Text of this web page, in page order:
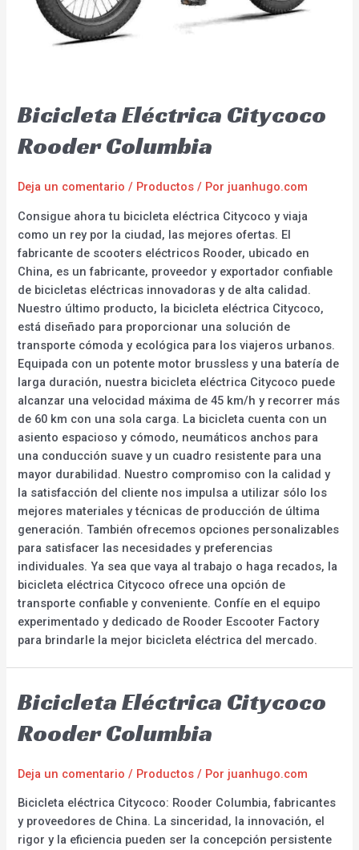
Bicicleta Eléctrica Citycoco
Rooder Columbia
Deja un comentario / Productos / Por juanhugo.com
Consigue ahora tu bicicleta eléctrica Citycoco y viaja
como un rey por la ciudad, las mejores ofertas. El
fabricante de scooters eléctricos Rooder, ubicado en
China, es un fabricante, proveedor y exportador confiable
de bicicletas eléctricas innovadoras y de alta calidad.
Nuestro último producto, la bicicleta eléctrica Citycoco,
está diseñado para proporcionar una solución de
transporte cómoda y ecológica para los viajeros urbanos.
Equipada con un potente motor brussless y una batería de
larga duración, nuestra bicicleta eléctrica Citycoco puede
alcanzar una velocidad máxima de 45 km/h y recorrer más
de 60 km con una sola carga. La bicicleta cuenta con un
asiento espacioso y cómodo, neumáticos anchos para
una conducción suave y un cuadro resistente para una
mayor durabilidad. Nuestro compromiso con la calidad y
la satisfacción del cliente nos impulsa a utilizar sólo los
mejores materiales y técnicas de producción de última
generación. También ofrecemos opciones personalizables
para satisfacer las necesidades y preferencias
individuales. Ya sea que vaya al trabajo o haga recados, la
bicicleta eléctrica Citycoco ofrece una opción de
transporte confiable y conveniente. Confíe en el equipo
experimentado y dedicado de Rooder Escooter Factory
para brindarle la mejor bicicleta eléctrica del mercado.
Bicicleta Eléctrica Citycoco
Rooder Columbia
Deja un comentario / Productos / Por juanhugo.com
Bicicleta eléctrica Citycoco: Rooder Columbia, fabricantes
y proveedores de China. La sinceridad, la innovación, el
rigor y la eficiencia pueden ser la concepción persistente